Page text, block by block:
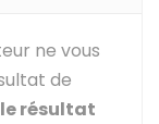
ne vous
de
résultat